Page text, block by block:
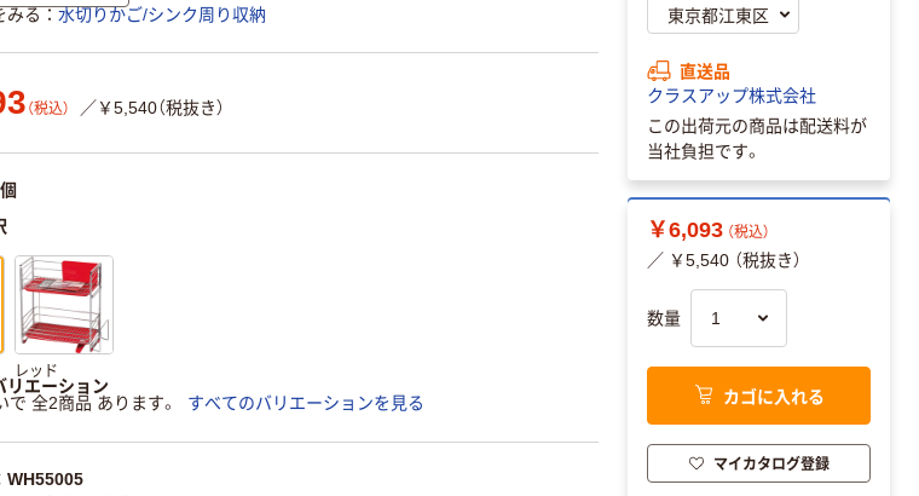
みる 水切りかご/シンク周り収納
（税込） ／￥5,540（税抜き）
レッド
リエーション
で 全2商品 あります。
すべてのバリエーションを見る
WH55005
直送品
クラスアップ株式会社
この出荷元の商品は配送料が
当社負担です。
￥6,093 （税込）
／ ￥5,540 （税抜き）
数量
カゴに入れる
マイカタログ登録